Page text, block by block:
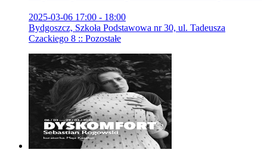
2025-03-06 17:00 - 18:00
Bydgoszcz, Szkoła Podstawowa nr 30, ul. Tadeusza
Czackiego 8 :: Pozostałe